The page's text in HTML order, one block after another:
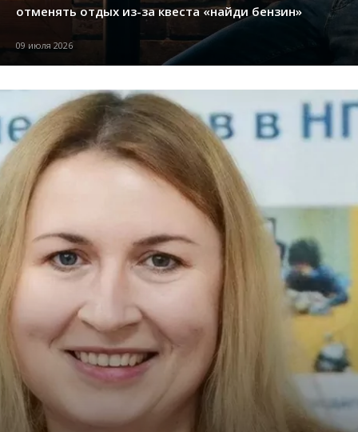
отменять отдых из-за квеста «найди бензин»
09 июля 2026